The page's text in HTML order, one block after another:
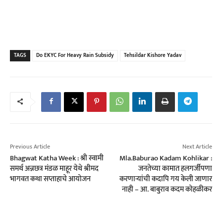
TAGS Do EKYC For Heavy Rain Subsidy Tehsildar Kishore Yadav
Previous Article
Bhagwat Katha Week : श्री स्वामी
समर्थ अन्नछत्र मंडळ माहूर येथे श्रीमद
भागवत कथा सप्ताहाचे आयोजन
Next Article
Mla.Baburao Kadam Kohlikar :
जनतेच्या कामात हलगर्जीपणा
करणाऱ्यांची कदापि गय केली जाणार
नाही – आ. बाबुराव कदम कोहळीकर